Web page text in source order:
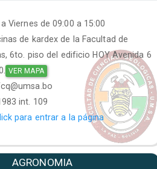
a Viernes de 09:00 a 15:00
de kardex de la Facultad de
6to. piso del edificio HOY Avenida 6
VER MAPA
int. 109
para entrar a la página
AGRONOMIA